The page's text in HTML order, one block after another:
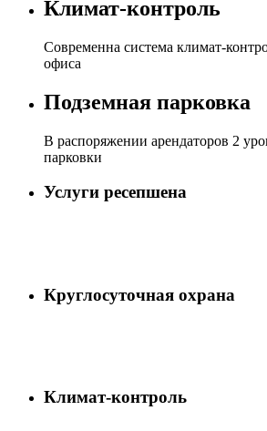
Климат-контроль
Современна система климат-
офиса
Подземная парковка
В распоряжении арендаторов 2
парковки
Услуги ресепшена
Круглосуточная охрана
Климат-контроль